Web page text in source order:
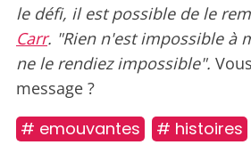
le défi, il est possible de le
Carr. "Rien n'est impossible à
ne le rendiez impossible".
message ?
# emouvantes # histoires